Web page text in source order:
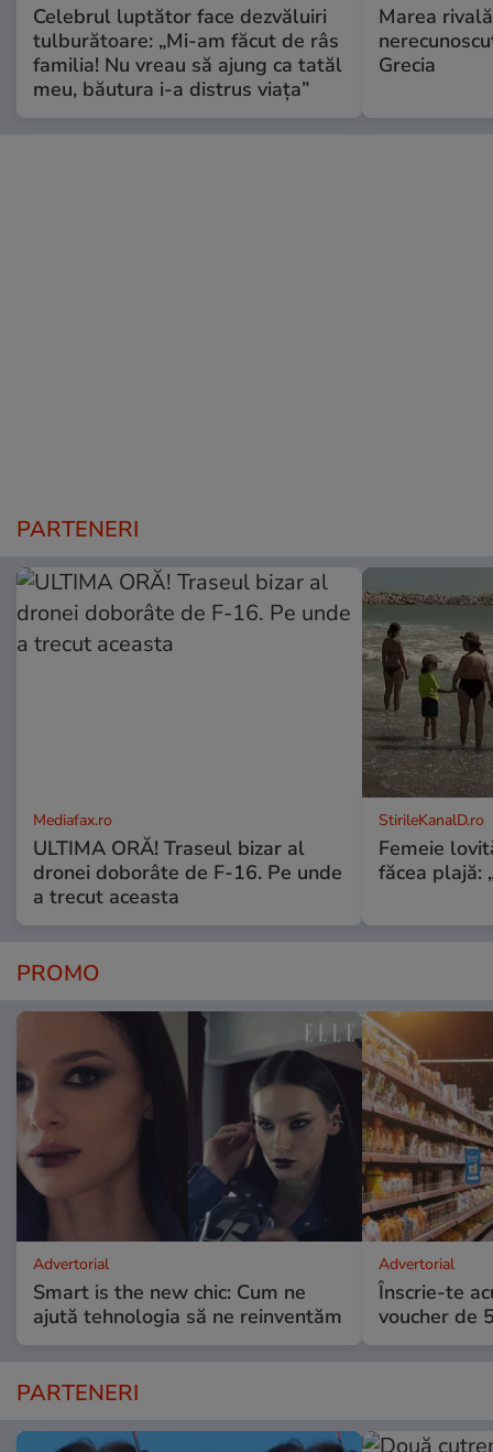
Celebrul luptător face dezvăluiri
tulburătoare: „Mi-am făcut de râs
familia! Nu vreau să ajung ca tatăl
meu, băutura i-a distrus viața”
Marea
Grecia
PARTENERI
Mediafax.ro
ULTIMA ORĂ! Traseul bizar al
dronei doborâte de F-16. Pe unde
a trecut aceasta
StirileKanalD.ro
Femeie
făcea plajă:
PROMO
Advertorial
Smart is the new chic: Cum ne
ajută tehnologia să ne reinventăm
Advertorial
Înscrie-te
voucher de
PARTENERI